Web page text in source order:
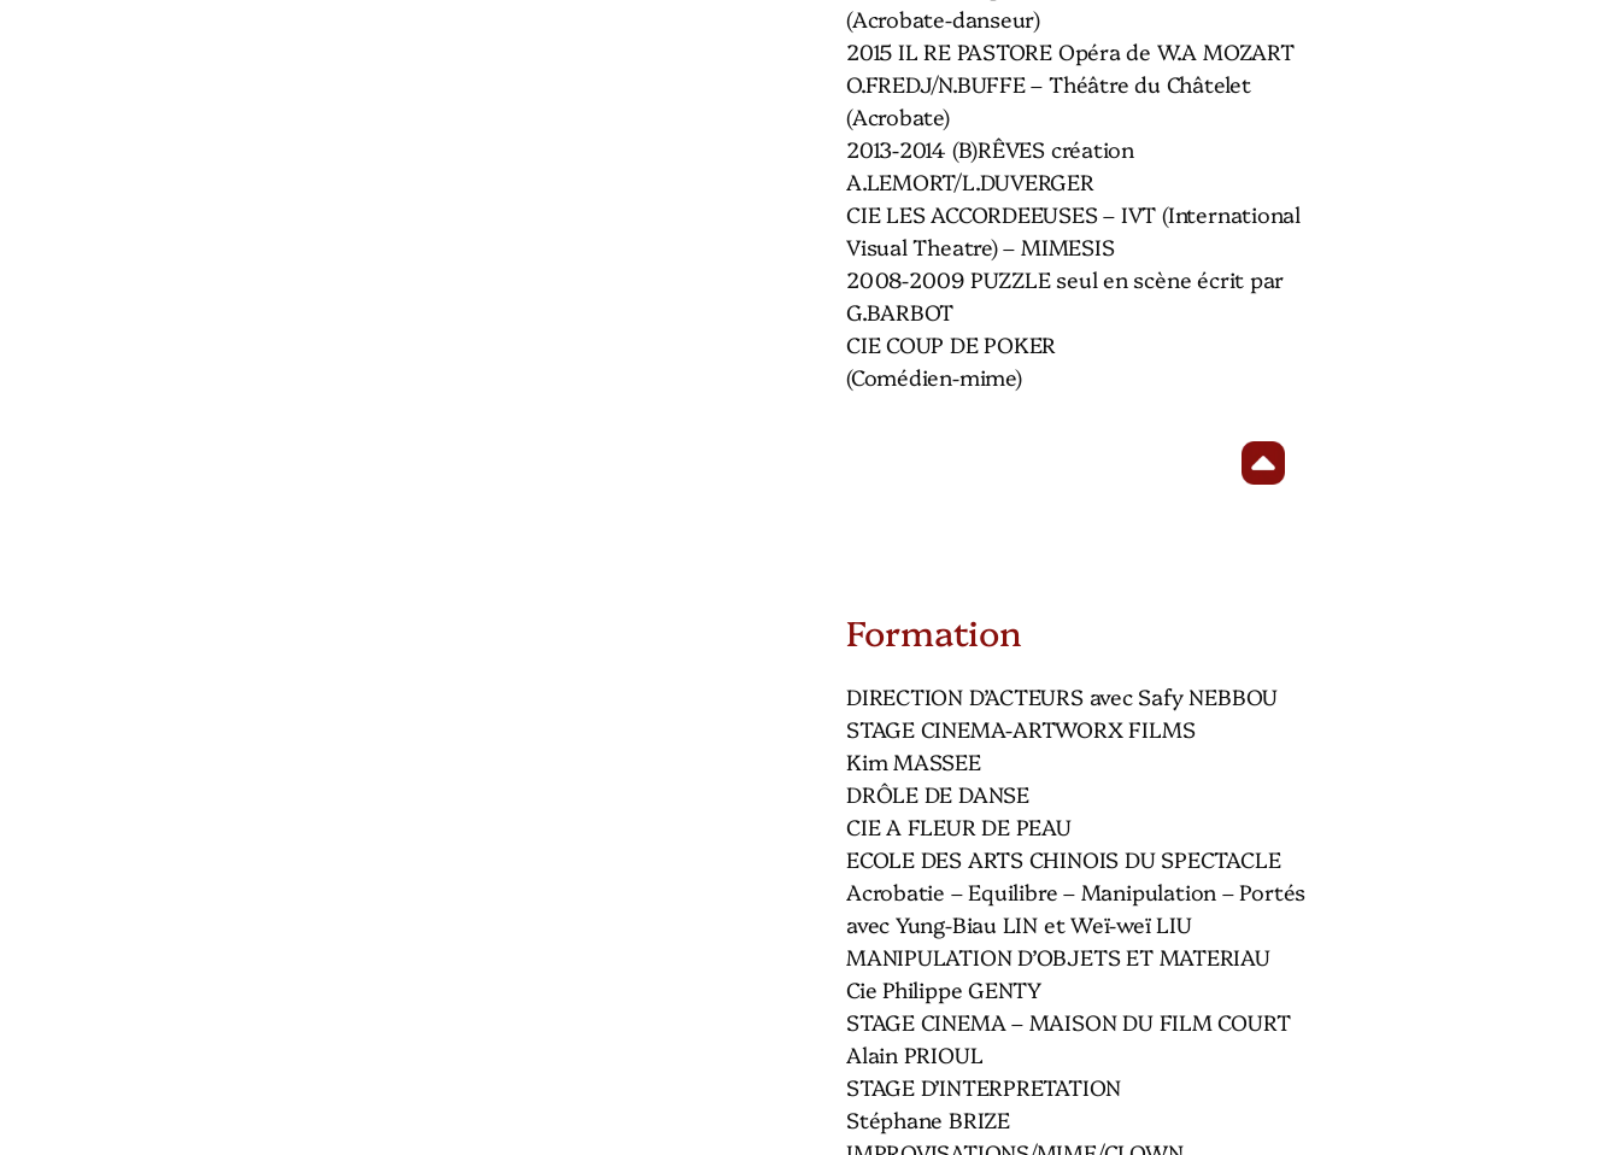
(Acrobate-danseur)
2015 IL RE PASTORE Opéra de W.A MOZART
O.FREDJ/N.BUFFE – Théâtre du Châtelet
(Acrobate)
2013-2014 (B)RÊVES création
A.LEMORT/L.DUVERGER
CIE LES ACCORDEEUSES – IVT (International
Visual Theatre) – MIMESIS
2008-2009 PUZZLE seul en scène écrit par
G.BARBOT
CIE COUP DE POKER
(Comédien-mime)
Formation
DIRECTION D’ACTEURS avec Safy NEBBOU
STAGE CINEMA-ARTWORX FILMS
Kim MASSEE
DRÔLE DE DANSE
CIE A FLEUR DE PEAU
ECOLE DES ARTS CHINOIS DU SPECTACLE
Acrobatie – Equilibre – Manipulation – Portés
avec Yung-Biau LIN et Weï-weï LIU
MANIPULATION D’OBJETS ET MATERIAU
Cie Philippe GENTY
STAGE CINEMA – MAISON DU FILM COURT
Alain PRIOUL
STAGE D’INTERPRETATION
Stéphane BRIZE